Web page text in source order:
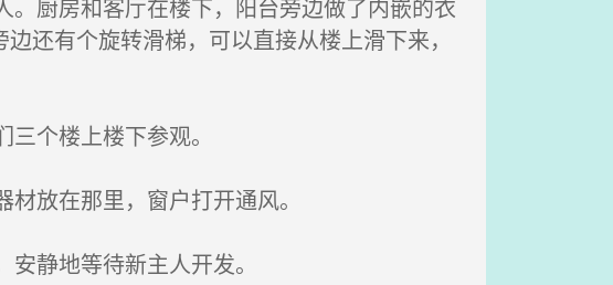
厨房和客厅在楼下，阳台旁边做了内嵌的衣
还有个旋转滑梯，可以直接从楼上滑下来，
个楼上楼下参观。
放在那里，窗户打开通风。
静地等待新主人开发。